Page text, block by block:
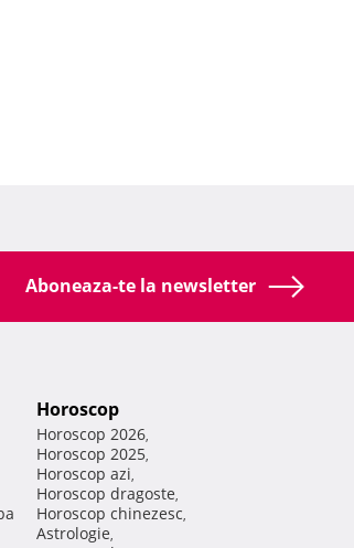
Aboneaza-te la newsletter
Horoscop
Horoscop 2026,
Horoscop 2025,
Horoscop azi,
Horoscop dragoste,
Horoscop chinezesc,
Astrologie,